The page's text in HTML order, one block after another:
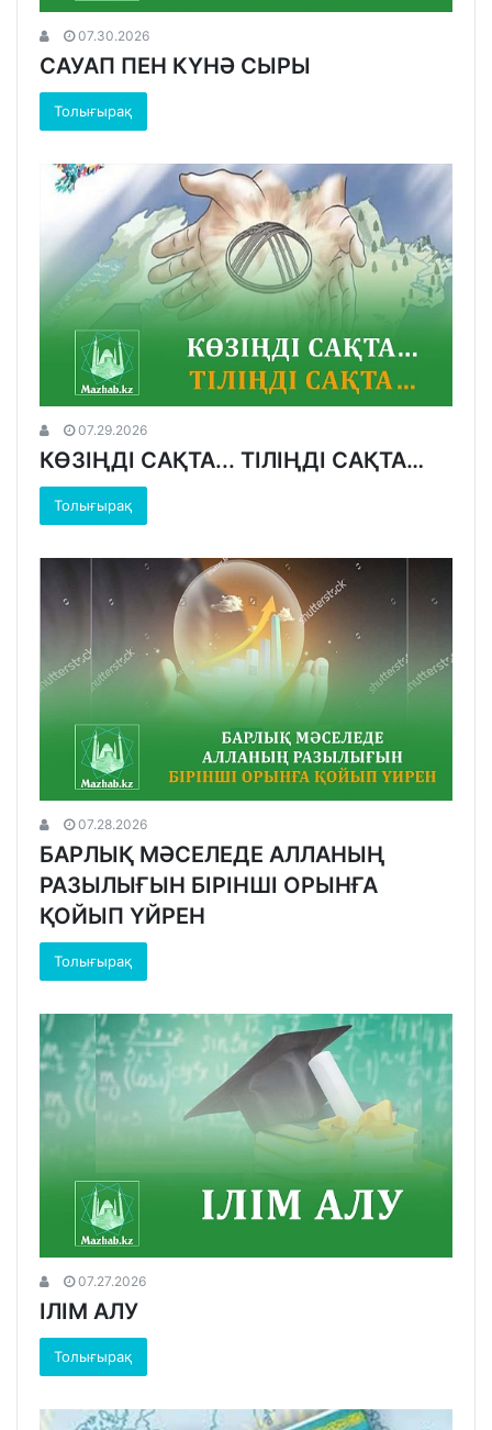
07.30.2026
САУАП ПЕН КҮНӘ СЫРЫ
Толығырақ
07.29.2026
КӨЗІҢДІ САҚТА... ТІЛІҢДІ САҚТА…
Толығырақ
07.28.2026
БАРЛЫҚ МӘСЕЛЕДЕ АЛЛАНЫҢ
РАЗЫЛЫҒЫН БІРІНШІ ОРЫНҒА
ҚОЙЫП ҮЙРЕН
Толығырақ
07.27.2026
ІЛІМ АЛУ
Толығырақ